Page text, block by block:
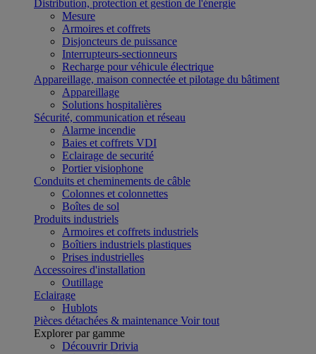
Distribution, protection et gestion de l'énergie
Mesure
Armoires et coffrets
Disjoncteurs de puissance
Interrupteurs-sectionneurs
Recharge pour véhicule électrique
Appareillage, maison connectée et pilotage du bâtiment
Appareillage
Solutions hospitalières
Sécurité, communication et réseau
Alarme incendie
Baies et coffrets VDI
Eclairage de securité
Portier visiophone
Conduits et cheminements de câble
Colonnes et colonnettes
Boîtes de sol
Produits industriels
Armoires et coffrets industriels
Boîtiers industriels plastiques
Prises industrielles
Accessoires d'installation
Outillage
Eclairage
Hublots
Pièces détachées & maintenance Voir tout
Explorer par gamme
Découvrir Drivia